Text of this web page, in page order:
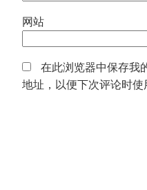
网站
在此浏览器中保存我
地址，以便下次评论时使